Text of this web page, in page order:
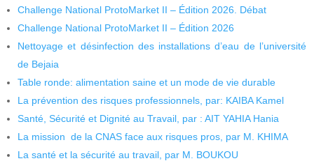
Challenge National ProtoMarket II – Édition 2026. Débat
Challenge National ProtoMarket II – Édition 2026
Nettoyage et désinfection des installations d’eau de l’université
de Bejaia
Table ronde: alimentation saine et un mode de vie durable
La prévention des risques professionnels, par: KAIBA Kamel
Santé, Sécurité et Dignité au Travail, par : AIT YAHIA Hania
La mission de la CNAS face aux risques pros, par M. KHIMA
La santé et la sécurité au travail, par M. BOUKOU